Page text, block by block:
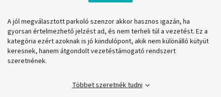
A jól megválasztott parkoló szenzor akkor hasznos igazán, ha
gyorsan értelmezhető jelzést ad, és nem terheli túl a vezetést. Ez a
kategória ezért azoknak is jó kiindulópont, akik nem különálló kütyüt
keresnek, hanem átgondolt vezetéstámogató rendszert
szeretnének.
Többet szeretnék tudni